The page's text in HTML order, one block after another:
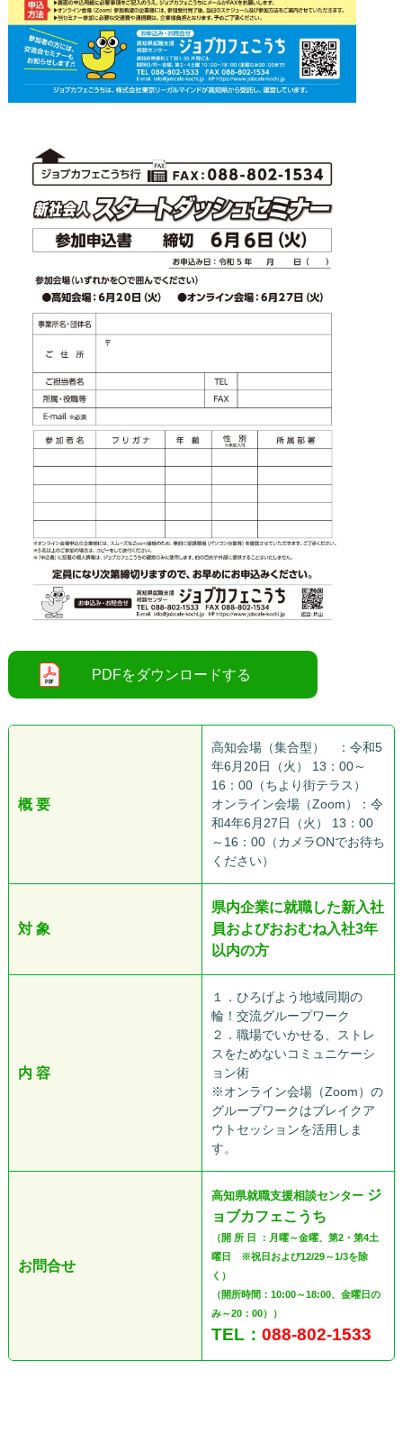
概 要
高知会場（集合型） ：令和5
年6月20日（火） 13：00～
16：00（ちより街テラス）
オンライン会場（Zoom）：令
和4年6月27日（火） 13：00
～16：00（カメラONでお待ち
ください）
対 象
県内企業に就職した新入社
員およびおおむね入社3年
以内の方
内 容
１．ひろげよう地域同期の
輪！交流グループワーク
２．職場でいかせる、ストレ
スをためないコミュニケーシ
ョン術
※オンライン会場（Zoom）の
グループワークはブレイクア
ウトセッションを活用しま
す。
お問合せ
高知県就職支援相談センター ジ
ョブカフェこうち
（開 所 日 ：月曜～金曜、第2・第4土
曜日 ※祝日および12/29～1/3を除
く）
（開所時間：10:00～18:00、金曜日の
み～20：00））
TEL： 088-802-1533